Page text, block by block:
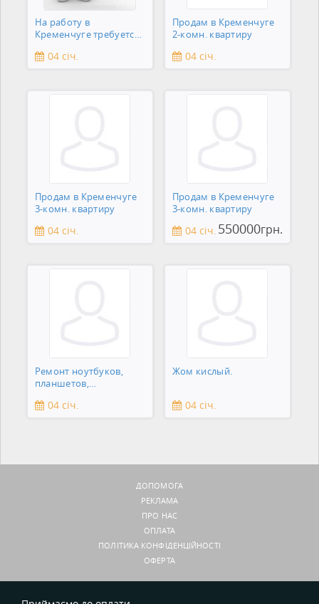
На работу в
Кременчуге требуется
04 січ.
Продам в Кременчуге
2-комн. квартиру
04 січ.
Продам в Кременчуге
3-комн. квартиру
04 січ.
Продам в Кременчуге
3-комн. квартиру
04 січ. 550000грн.
Ремонт ноутбуков,
планшетов,
зеркальны
04 січ.
Жом кислый.
04 січ.
ДОПОМОГА
РЕКЛАМА
ПРО НАС
ОПЛАТА
ПОЛІТИКА КОНФІДЕНЦІЙНОСТІ
ОФЕРТА